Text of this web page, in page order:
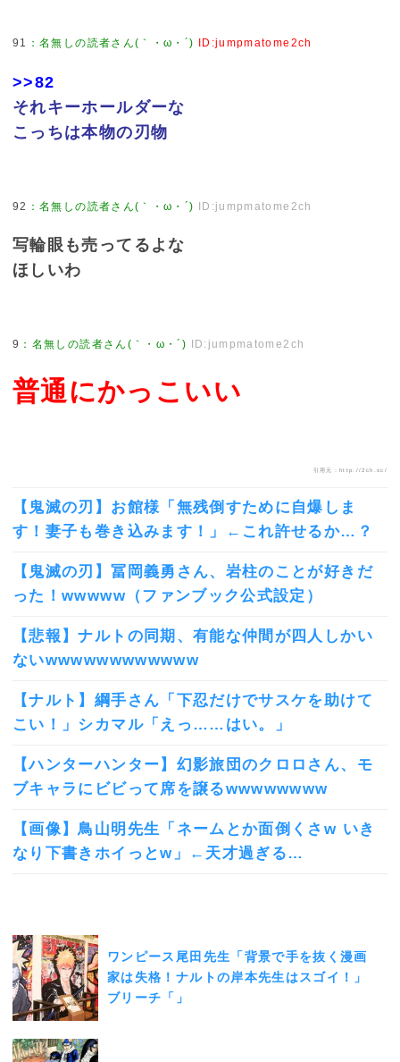
91 ：名無しの読者さん(｀・ω・´) ID:jumpmatome2ch
>>82
それキーホールダーな
こっちは本物の刃物
92 ：名無しの読者さん(｀・ω・´) ID:jumpmatome2ch
写輪眼も売ってるよな
ほしいわ
9 ： 名無しの読者さん(｀・ω・´) ID:jumpmatome2ch
普通にかっこいい
引用元：http://2ch.sc/
【鬼滅の刃】お館様「無残倒すために自爆しま
す！妻子も巻き込みます！」←これ許せるか…？
【鬼滅の刃】冨岡義勇さん、岩柱のことが好きだ
った！wwwww（ファンブック公式設定）
【悲報】ナルトの同期、有能な仲間が四人しかい
ないwwwwwwwwwwww
【ナルト】綱手さん「下忍だけでサスケを助けて
こい！」シカマル「えっ……はい。」
【ハンターハンター】幻影旅団のクロロさん、モ
ブキャラにビビって席を譲るwwwwwwww
【画像】鳥山明先生「ネームとか面倒くさw いき
なり下書きホイっとw」←天才過ぎる…
ワンピース尾田先生「背景で手を抜く漫画
家は失格！ナルトの岸本先生はスゴイ！」
ブリーチ「」